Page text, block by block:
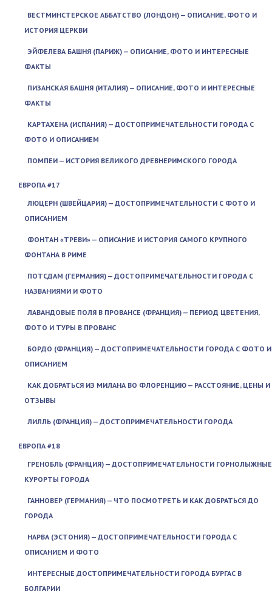
ВЕСТМИНСТЕРСКОЕ АББАТСТВО (ЛОНДОН) — ОПИСАНИЕ, ФОТО И
ИСТОРИЯ ЦЕРКВИ
ЭЙФЕЛЕВА БАШНЯ (ПАРИЖ) — ОПИСАНИЕ, ФОТО И ИНТЕРЕСНЫЕ
ФАКТЫ
ПИЗАНСКАЯ БАШНЯ (ИТАЛИЯ) — ОПИСАНИЕ, ФОТО И ИНТЕРЕСНЫЕ
ФАКТЫ
КАРТАХЕНА (ИСПАНИЯ) — ДОСТОПРИМЕЧАТЕЛЬНОСТИ ГОРОДА С
ФОТО И ОПИСАНИЕМ
ПОМПЕИ — ИСТОРИЯ ВЕЛИКОГО ДРЕВНЕРИМСКОГО ГОРОДА
ЕВРОПА #17
ЛЮЦЕРН (ШВЕЙЦАРИЯ) — ДОСТОПРИМЕЧАТЕЛЬНОСТИ С ФОТО И
ОПИСАНИЕМ
ФОНТАН «ТРЕВИ» — ОПИСАНИЕ И ИСТОРИЯ САМОГО КРУПНОГО
ФОНТАНА В РИМЕ
ПОТСДАМ (ГЕРМАНИЯ) — ДОСТОПРИМЕЧАТЕЛЬНОСТИ ГОРОДА С
НАЗВАНИЯМИ И ФОТО
ЛАВАНДОВЫЕ ПОЛЯ В ПРОВАНСЕ (ФРАНЦИЯ) — ПЕРИОД ЦВЕТЕНИЯ,
ФОТО И ТУРЫ В ПРОВАНС
БОРДО (ФРАНЦИЯ) — ДОСТОПРИМЕЧАТЕЛЬНОСТИ ГОРОДА С ФОТО И
ОПИСАНИЕМ
КАК ДОБРАТЬСЯ ИЗ МИЛАНА ВО ФЛОРЕНЦИЮ — РАССТОЯНИЕ, ЦЕНЫ И
ОТЗЫВЫ
ЛИЛЛЬ (ФРАНЦИЯ) — ДОСТОПРИМЕЧАТЕЛЬНОСТИ ГОРОДА
ЕВРОПА #18
ГРЕНОБЛЬ (ФРАНЦИЯ) — ДОСТОПРИМЕЧАТЕЛЬНОСТИ ГОРНОЛЫЖНЫЕ
КУРОРТЫ ГОРОДА
ГАННОВЕР (ГЕРМАНИЯ) — ЧТО ПОСМОТРЕТЬ И КАК ДОБРАТЬСЯ ДО
ГОРОДА
НАРВА (ЭСТОНИЯ) — ДОСТОПРИМЕЧАТЕЛЬНОСТИ ГОРОДА С
ОПИСАНИЕМ И ФОТО
ИНТЕРЕСНЫЕ ДОСТОПРИМЕЧАТЕЛЬНОСТИ ГОРОДА БУРГАС В
БОЛГАРИИ